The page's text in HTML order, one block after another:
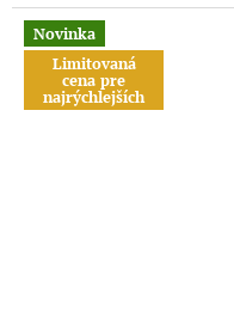
Novinka
Limitovaná
cena pre
najrýchlejších